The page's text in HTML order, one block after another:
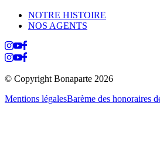
NOTRE HISTOIRE
NOS AGENTS
© Copyright Bonaparte 2026
Mentions légalesBarème des honoraires